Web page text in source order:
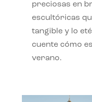
preciosas en
escultóricas
tangible y lo
cuente cómo
verano.